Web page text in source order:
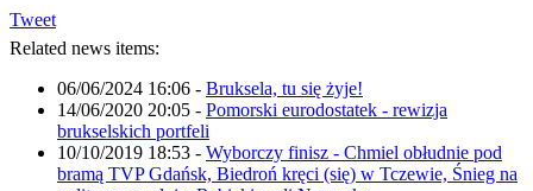
Tweet
Related news items:
06/06/2024 16:06 - Bruksela, tu się żyje!
14/06/2020 20:05 - Pomorski eurodostatek - rewizja
brukselskich portfeli
10/10/2019 18:53 - Wyborczy finisz - Chmiel obłudnie pod
bramą TVP Gdańsk, Biedroń kręci (się) w Tczewie, Śnieg na